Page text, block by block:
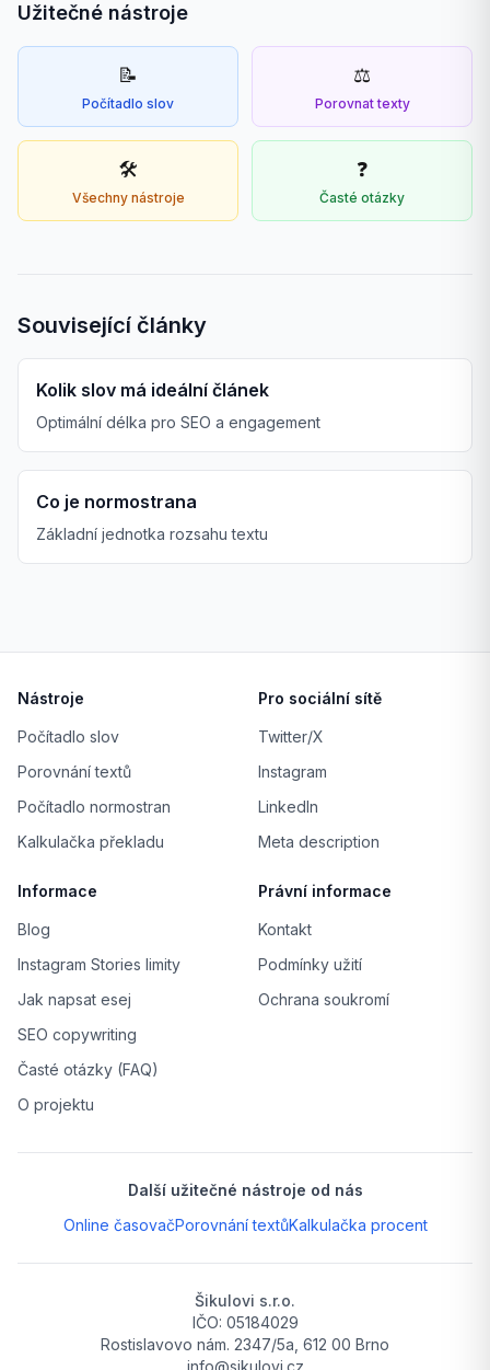
Užitečné nástroje
📝
Počítadlo slov
⚖️
Porovnat texty
🛠️
Všechny nástroje
❓
Časté otázky
Související články
Kolik slov má ideální článek
Optimální délka pro SEO a engagement
Co je normostrana
Základní jednotka rozsahu textu
Nástroje
Počítadlo slov
Porovnání textů
Počítadlo normostran
Kalkulačka překladu
Pro sociální sítě
Twitter/X
Instagram
LinkedIn
Meta description
Informace
Blog
Instagram Stories limity
Jak napsat esej
SEO copywriting
Časté otázky (FAQ)
O projektu
Právní informace
Kontakt
Podmínky užití
Ochrana soukromí
Další užitečné nástroje od nás
Online časovačPorovnání textůKalkulačka procent
Šikulovi s.r.o.
IČO: 05184029
Rostislavovo nám. 2347/5a, 612 00 Brno
info@sikulovi.cz